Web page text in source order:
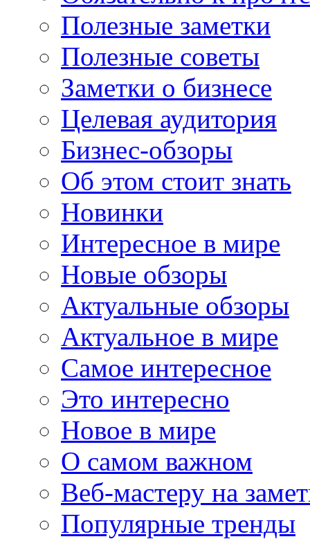
Полезные заметки
Полезные советы
Заметки о бизнесе
Целевая аудитория
Бизнес-обзоры
Об этом стоит знать
Новинки
Интересное в мире
Новые обзоры
Актуальные обзоры
Актуальное в мире
Самое интересное
Это интересно
Новое в мире
О самом важном
Веб-мастеру на
Популярные тренды